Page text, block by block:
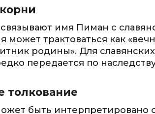
имя Пиман с
трактоваться как
родины». Для
передается по
толкование
быть интерпретировано